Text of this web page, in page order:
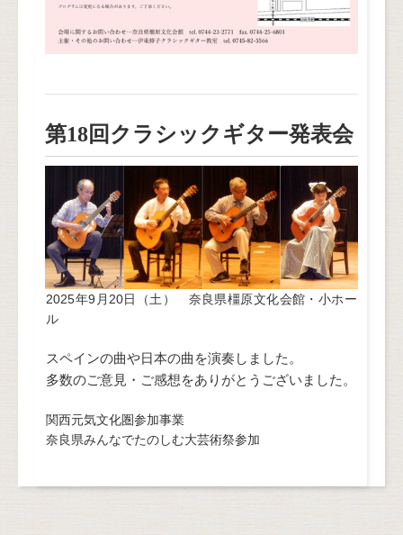
第18回クラシックギター発表会
2025年9月20日（土） 奈良県橿原文化会館・小ホー
ル
スペインの曲や日本の曲を演奏しました。
多数のご意見・ご感想をありがとうございました。
関西元気文化圏参加事業
奈良県みんなでたのしむ大芸術祭参加